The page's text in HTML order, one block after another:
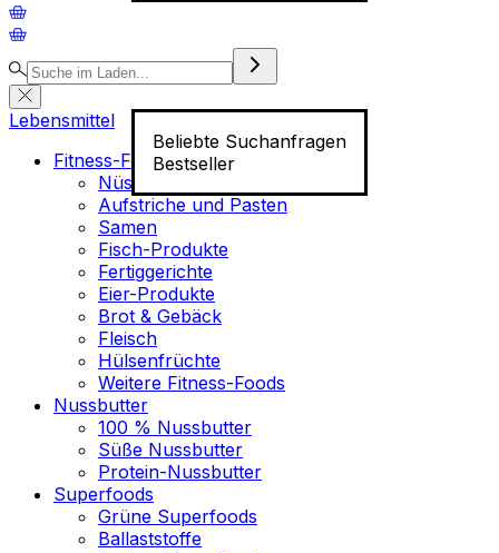
Beliebte Suchanfragen
Bestseller
Lebensmittel
Fitness-Food
Nüsse
Aufstriche und Pasten
Samen
Fisch-Produkte
Fertiggerichte
Eier-Produkte
Brot & Gebäck
Fleisch
Hülsenfrüchte
Weitere Fitness-Foods
Nussbutter
100 % Nussbutter
Süße Nussbutter
Protein-Nussbutter
Superfoods
Grüne Superfoods
Ballaststoffe